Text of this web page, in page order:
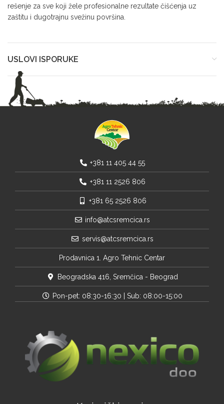
rešenje za sve koji žele profesionalne rezultate čišćenja uz
zaštitu i dugotrajnu svežinu površina.
USLOVI ISPORUKE
+381 11 405 44 55
+381 11 2526 806
+381 65 2526 806
info@atcsremcica.rs
servis@atcsremcica.rs
Prodavnica 1. Agro Tehnic Centar
Beogradska 416, Sremčica - Beograd
Pon-pet: 08:30-16:30 | Sub: 08:00-15:00